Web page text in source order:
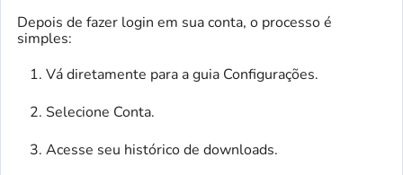
Depois de fazer login em sua conta, o processo é
simples:
Vá diretamente para a guia Configurações.
Selecione Conta.
Acesse seu histórico de downloads.